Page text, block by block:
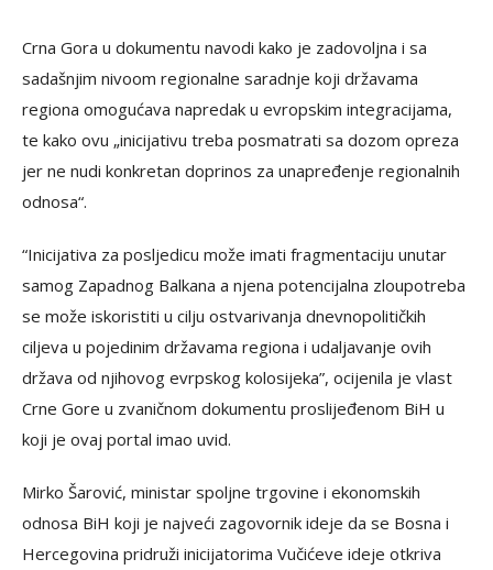
Crna Gora u dokumentu navodi kako je zadovoljna i sa
sadašnjim nivoom regionalne saradnje koji državama
regiona omogućava napredak u evropskim integracijama,
te kako ovu „inicijativu treba posmatrati sa dozom opreza
jer ne nudi konkretan doprinos za unapređenje regionalnih
odnosa“.
“Inicijativa za posljedicu može imati fragmentaciju unutar
samog Zapadnog Balkana a njena potencijalna zloupotreba
se može iskoristiti u cilju ostvarivanja dnevnopolitičkih
ciljeva u pojedinim državama regiona i udaljavanje ovih
država od njihovog evrpskog kolosijeka”, ocijenila je vlast
Crne Gore u zvaničnom dokumentu proslijeđenom BiH u
koji je ovaj portal imao uvid.
Mirko Šarović, ministar spoljne trgovine i ekonomskih
odnosa BiH koji je najveći zagovornik ideje da se Bosna i
Hercegovina pridruži inicijatorima Vučićeve ideje otkriva